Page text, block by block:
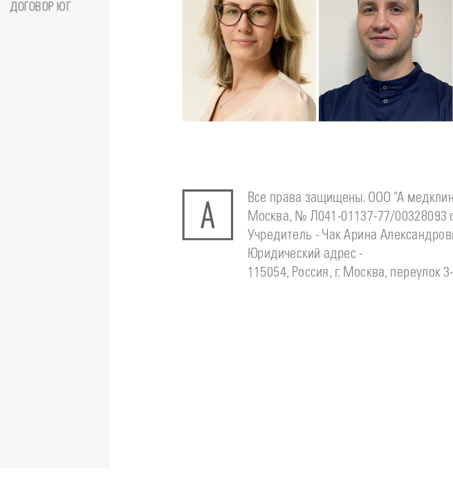
ДОГОВОР ЮГ
Подробнеео
Сейфетдинова
Юлия
Стоматолог-ортодонт
Подробнеео
Симонов
Дмитрий
Стоматолог детский
Все права защищены. ООО "А
Москва, № Л041-01137-77/00328093
Учредитель - Чак Арина
Юридический адрес -
115054, Россия, г. Москва, переулок